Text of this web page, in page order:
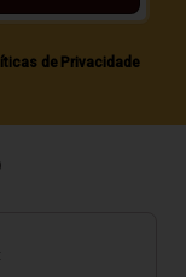
de Privacidade